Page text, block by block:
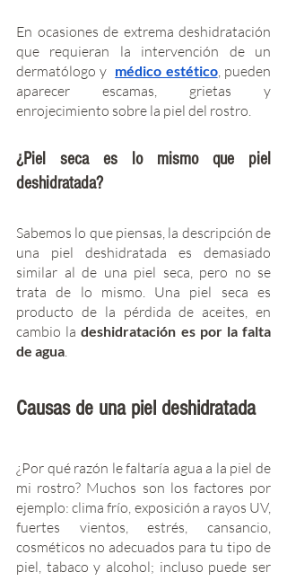
En ocasiones de extrema deshidratación
que requieran la intervención de un
dermatólogo y médico estético, pueden
aparecer escamas, grietas y
enrojecimiento sobre la piel del rostro.
¿Piel seca es lo mismo que piel
deshidratada?
Sabemos lo que piensas, la descripción de
una piel deshidratada es demasiado
similar al de una piel seca, pero no se
trata de lo mismo. Una piel seca es
producto de la pérdida de aceites, en
cambio la deshidratación es por la falta
de agua
Causas de una piel deshidratada
¿Por qué razón le faltaría agua a la piel de
mi rostro? Muchos son los factores por
ejemplo: clima frío, exposición a rayos UV,
fuertes vientos, estrés, cansancio,
cosméticos no adecuados para tu tipo de
piel, tabaco y alcohol; incluso puede ser